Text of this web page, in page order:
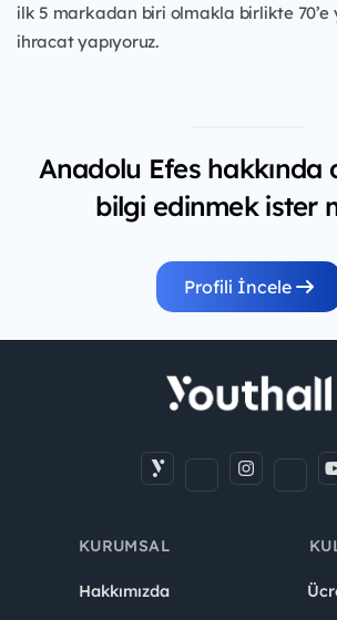
ilk 5 markadan biri olmakla birlikte 70’e
ihracat yapıyoruz.
Anadolu Efes hakkında
bilgi edinmek ister
Profili İncele
KURUMSAL
Hakkımızda